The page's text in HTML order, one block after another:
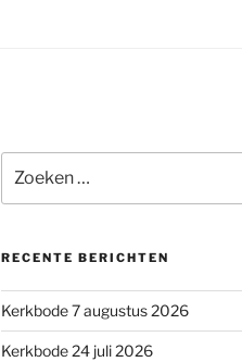
naar:
RECENTE BERICHTEN
Kerkbode 7 augustus 2026
Kerkbode 24 juli 2026